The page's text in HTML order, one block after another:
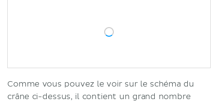
Comme vous pouvez le voir sur le schéma du
crâne ci-dessus, il contient un grand nombre